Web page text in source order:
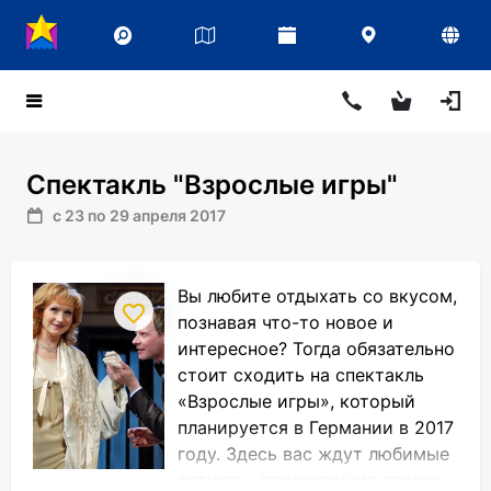
Спектакль "Взрослые игры"
с 23 по 29 апреля 2017
Вы любите отдыхать со вкусом,
познавая что-то новое и
интересное? Тогда обязательно
стоит сходить на спектакль
«Взрослые игры», который
планируется в Германии в 2017
году. Здесь вас ждут любимые